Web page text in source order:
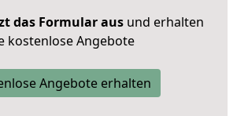
das Formular ausund erhalten
kostenlose Angebote
Angebote erhalten